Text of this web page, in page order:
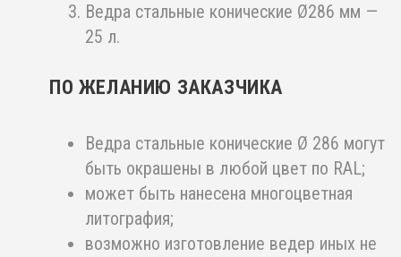
Ведра стальные конические Ø286 мм —
25 л.
ПО ЖЕЛАНИЮ ЗАКАЗЧИКА
Ведра стальные конические Ø 286 могут
быть окрашены в любой цвет по RAL;
может быть нанесена многоцветная
литография;
возможно изготовление ведер иных не